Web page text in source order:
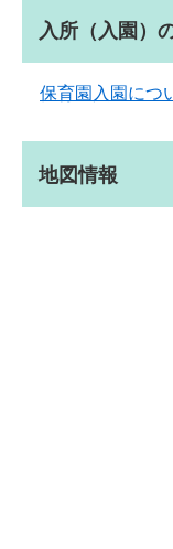
入所（入園）
保育園入園につ
地図情報